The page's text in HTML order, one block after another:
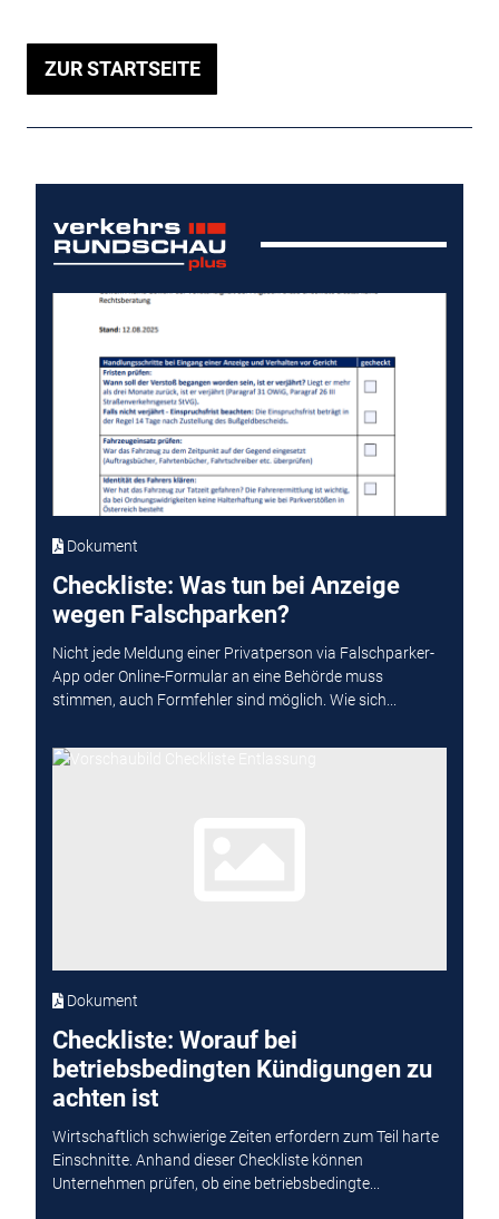
ZUR STARTSEITE
Dokument
Checkliste: Was tun bei Anzeige
wegen Falschparken?
Nicht jede Meldung einer Privatperson via Falschparker-
App oder Online-Formular an eine Behörde muss
stimmen, auch Formfehler sind möglich. Wie sich...
Dokument
Checkliste: Worauf bei
betriebsbedingten Kündigungen zu
achten ist
Wirtschaftlich schwierige Zeiten erfordern zum Teil harte
Einschnitte. Anhand dieser Checkliste können
Unternehmen prüfen, ob eine betriebsbedingte...